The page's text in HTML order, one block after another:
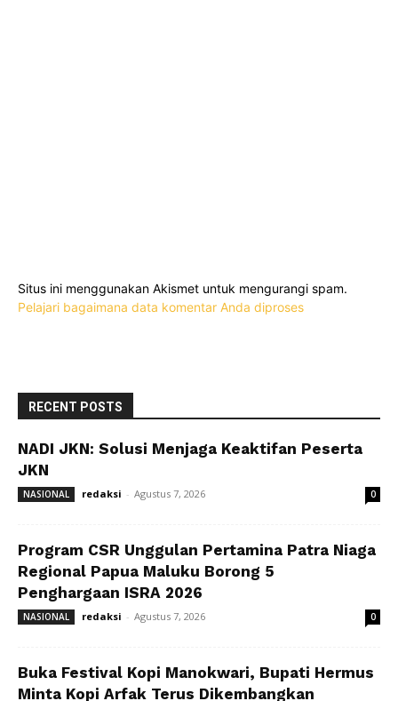
Situs ini menggunakan Akismet untuk mengurangi spam.
Pelajari bagaimana data komentar Anda diproses
RECENT POSTS
NADI JKN: Solusi Menjaga Keaktifan Peserta
JKN
NASIONAL redaksi - Agustus 7, 2026 0
Program CSR Unggulan Pertamina Patra Niaga
Regional Papua Maluku Borong 5
Penghargaan ISRA 2026
NASIONAL redaksi - Agustus 7, 2026 0
Buka Festival Kopi Manokwari, Bupati Hermus
Minta Kopi Arfak Terus Dikembangkan